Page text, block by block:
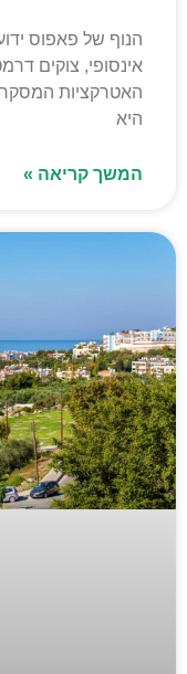
הנוף של פאפוס
אינסופי, צוקים
האטרקציות
היא
המשך קריאה »